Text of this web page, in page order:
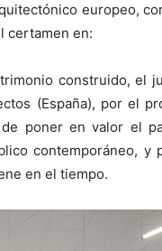
europeo,
certamen en:
construido, el
(España), por el
poner en valor el
contemporáneo,
en el tiempo.